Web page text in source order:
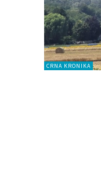
CRNA KRONIKA